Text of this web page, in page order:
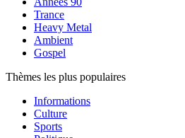
Trance
Heavy Metal
Ambient
Gospel
Thèmes les plus populaires
Informations
Culture
Sports